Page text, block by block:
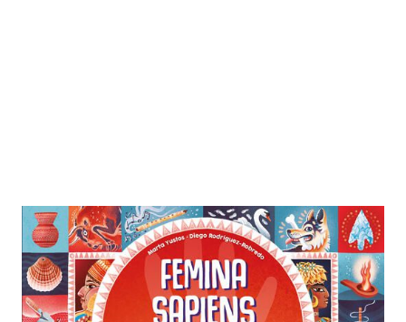
Femina Sapiens im Alltag
Zur Wunschliste hinzufügen